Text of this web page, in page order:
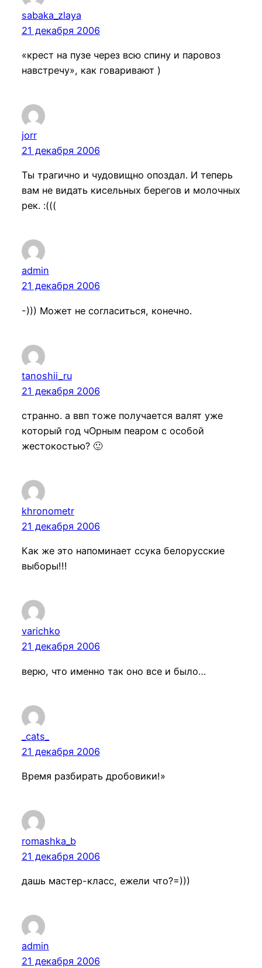
sabaka_zlaya
21 декабря 2006
«крест на пузе через всю спину и паровоз
навстречу», как говаривают )
jorr
21 декабря 2006
Ты трагично и чудовищно опоздал. И теперь
вам не видать кисельных берегов и молочных
рек. :(((
admin
21 декабря 2006
-))) Может не согласиться, конечно.
tanoshii_ru
21 декабря 2006
странно. а ввп тоже получается валят уже
который год чОрным пеаром с особой
жестокостью? 🙂
khronometr
21 декабря 2006
Как же это напоминает ссука белорусские
выборы!!!
varichko
21 декабря 2006
верю, что именно так оно все и было…
_cats_
21 декабря 2006
Время разбирать дробовики!»
romashka_b
21 декабря 2006
дашь мастер-класс, ежели что?=)))
admin
21 декабря 2006